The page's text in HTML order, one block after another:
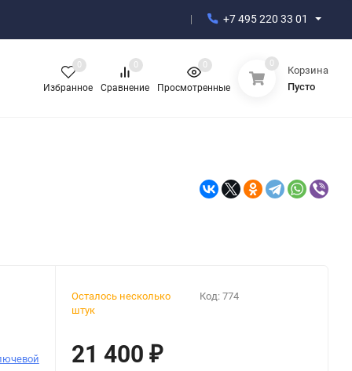
+7 495 220 33 01
Избранное
0
Сравнение
0
Просмотренные
0 0
Корзина
Пусто
Осталось несколько
штук
Код: 774
21 400 ₽